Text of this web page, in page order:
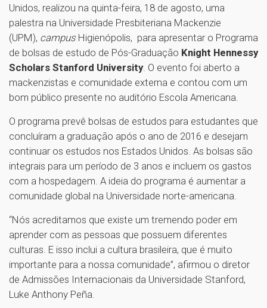
Unidos, realizou na quinta-feira, 18 de agosto, uma
palestra na Universidade Presbiteriana Mackenzie
(UPM), campus Higienópolis, para apresentar o Programa
de bolsas de estudo de Pós-Graduação Knight Hennessy
Scholars Stanford University. O evento foi aberto a
mackenzistas e comunidade externa e contou com um
bom público presente no auditório Escola Americana.
O programa prevê bolsas de estudos para estudantes que
concluíram a graduação após o ano de 2016 e desejam
continuar os estudos nos Estados Unidos. As bolsas são
integrais para um período de 3 anos e incluem os gastos
com a hospedagem. A ideia do programa é aumentar a
comunidade global na Universidade norte-americana.
“Nós acreditamos que existe um tremendo poder em
aprender com as pessoas que possuem diferentes
culturas. E isso inclui a cultura brasileira, que é muito
importante para a nossa comunidade”, afirmou o diretor
de Admissões Internacionais da Universidade Stanford,
Luke Anthony Peña.